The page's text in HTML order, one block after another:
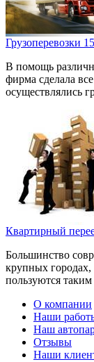
Грузоперевозки
В помощь
фирма сделала
осуществлялись
Квартирный
Большинство
крупных городах,
пользуются
О компании
Наши
Наш
Отзывы
Наши